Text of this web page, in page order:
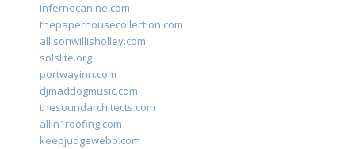
infernocanine.com
thepaperhousecollection.com
allisonwillisholley.com
solslite.org
portwayinn.com
djmaddogmusic.com
thesoundarchitects.com
allin1roofing.com
keepjudgewebb.com